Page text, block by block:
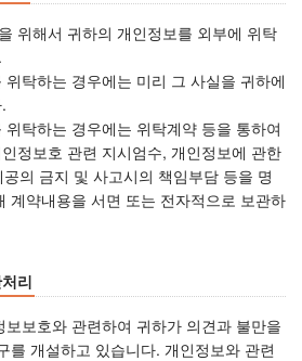
위해서 귀하의 개인정보를 외부에 위탁
탁하는 경우에는 미리 그 사실을 귀하에
탁하는 경우에는 위탁계약 등을 통하여
정보호 관련 지시엄수, 개인정보에 관한
의 금지 및 사고시의 책임부담 등을 명
계약내용을 서면 또는 전자적으로 보관하
리
보보호와 관련하여 귀하가 의견과 불만을
를 개설하고 있습니다. 개인정보와 관련